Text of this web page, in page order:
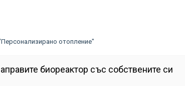
отопление"
биореактор със собствените си